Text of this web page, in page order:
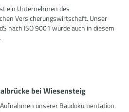
ein Unternehmen des
Versicherungswirtschaft. Unser
nach ISO 9001 wurde auch in diesem
bei Wiesensteig
unserer Baudokumentation.